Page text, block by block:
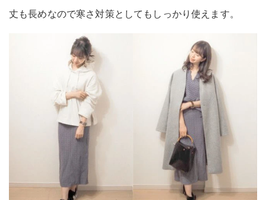
丈も長めなので寒さ対策としてもしっかり使えます。